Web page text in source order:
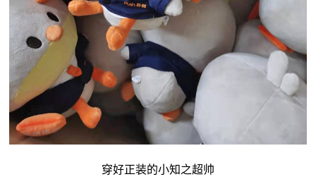
穿好正装的小知之超帅